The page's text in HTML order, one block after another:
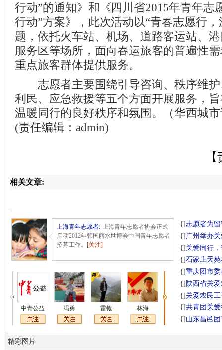
行动”的通知》和《四川省2015年青年志
行动”方案》，此次活动以“青春志愿行
题，依托火车站、机场、道路客运站、
服务区等场所，面向春运旅客的普遍性
重点旅客群体提供服务。
志愿者主要围绕引导咨询、秩序维护
利民、应急救援等五个方面开展服务，
温暖同行的良好秩序和氛围。（华西城
(责任编辑：admin)
相关文章:
上海青年志愿者: 上海青年志愿者协会正式
启动2012年韩国丽水世博会中国青年志愿者
招募工作。 [关注]
中青公益 冯勇 雷锟 林海 张建民 小鱼
[]志愿者为
[] 广州举办
[] 关爱同行
[]石家庄天
[]重庆团市委
[] 陕西省关
[] 关爱农民
[]共青团关
[] 山东昌邑
精彩图片